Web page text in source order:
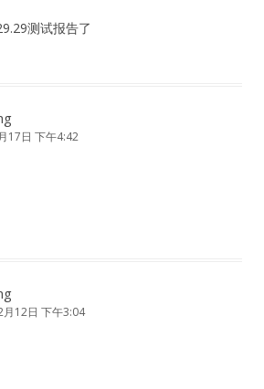
测试报告了
17日 下午4:42
12日 下午3:04